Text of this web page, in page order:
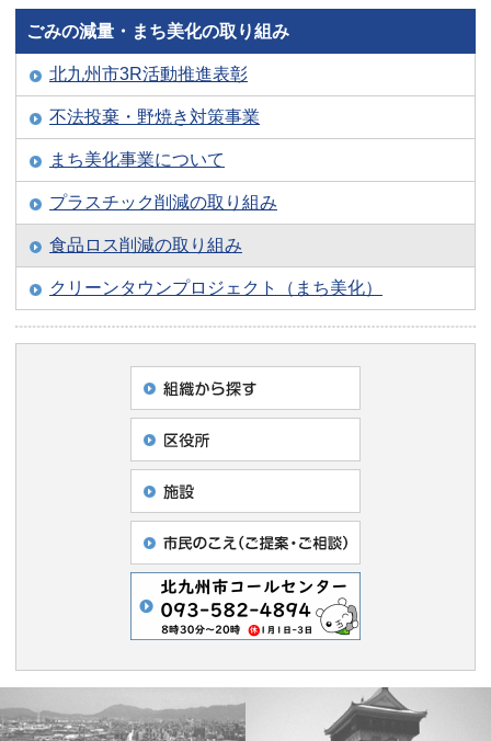
ごみの減量・まち美化の取り組み
北九州市3R活動推進表彰
不法投棄・野焼き対策事業
まち美化事業について
プラスチック削減の取り組み
食品ロス削減の取り組み
クリーンタウンプロジェクト（まち美化）